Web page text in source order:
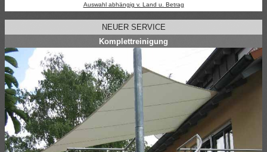
Auswahl abhängig v. Land u. Betrag
NEUER SERVICE
Komplettreinigung